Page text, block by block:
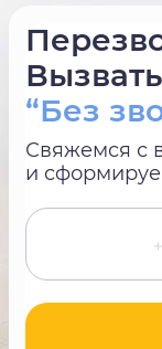
“Без
Свяжемся с
и